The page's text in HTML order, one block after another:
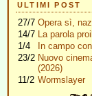
ULTIMI POST
27/7 Opera sì,
14/7 La parola
1/4
In campo
23/2 Nuovo
(2026)
11/2 Wormslayer